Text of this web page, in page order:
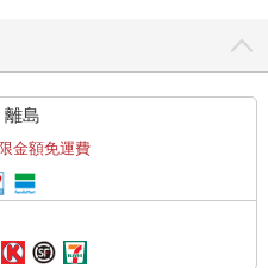
離島
金額免運費